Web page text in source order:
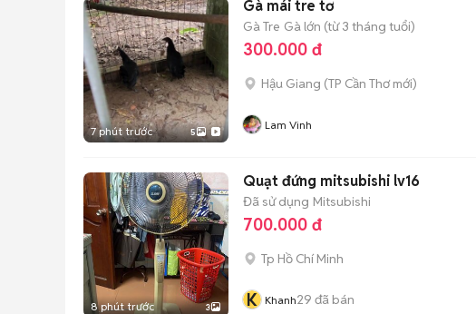
7 phút trước 5
Gà mái tre tơ
Gà Tre Gà lớn (từ 3 tháng tuổi)
300.000 đ
Hậu Giang (TP Cần Thơmới)
Lam Vinh
8 phút trước 3
Quạt đứng mitsubishi lv16
Đã sử dụng Mitsubishi
700.000 đ
Tp Hồ Chí Minh
K Khanh29 đã bán